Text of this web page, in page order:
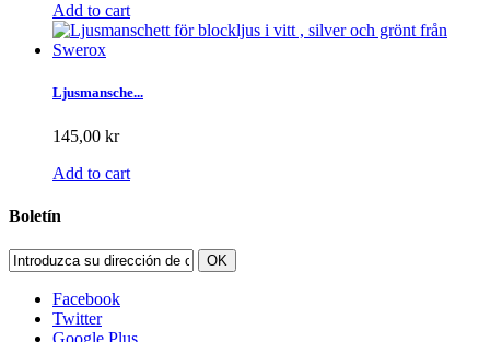
Add to cart
Ljusmansche...
145,00 kr
Add to cart
Boletín
OK
Facebook
Twitter